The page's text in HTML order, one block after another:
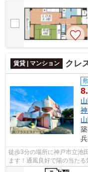
賃貸 | マンション クレ
徒歩3分の場所に神戸市立池
ます！通風良好で陽の当た
はエレベーター付きの物件で